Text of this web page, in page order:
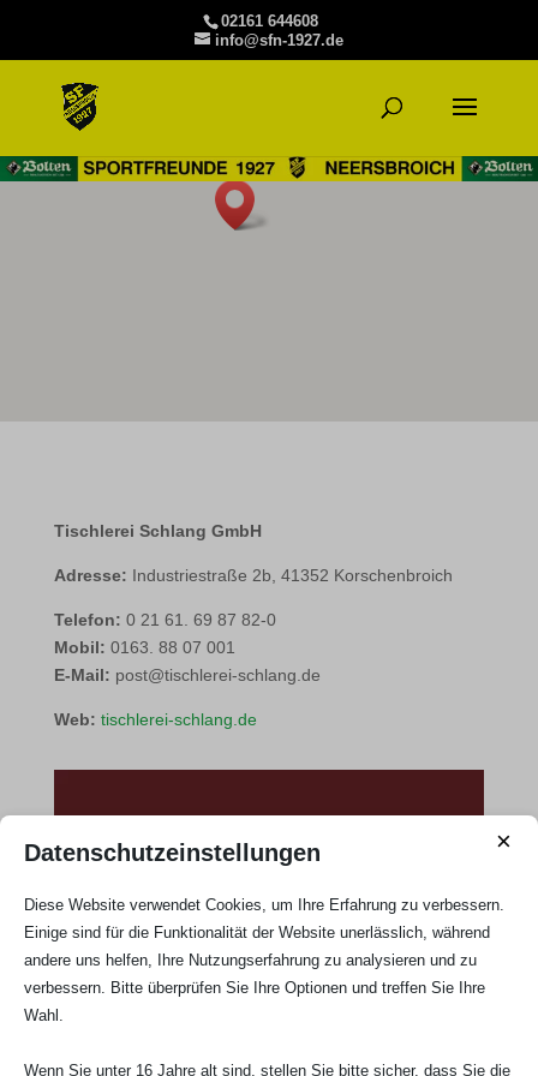
02161 644608
info@sfn-1927.de
Tischlerei Schlang GmbH
Adresse: Industriestraße 2b, 41352 Korschenbroich
Telefon: 0 21 61. 69 87 82-0
Mobil: 0163. 88 07 001
E-Mail: post@tischlerei-schlang.de
Web: tischlerei-schlang.de
Datenschutzeinstellungen ×
Diese Website verwendet Cookies, um Ihre Erfahrung zu verbessern.
Einige sind für die Funktionalität der Website unerlässlich, während
andere uns helfen, Ihre Nutzungserfahrung zu analysieren und zu
verbessern. Bitte überprüfen Sie Ihre Optionen und treffen Sie Ihre
Wahl.
Wenn Sie unter 16 Jahre alt sind, stellen Sie bitte sicher, dass Sie die